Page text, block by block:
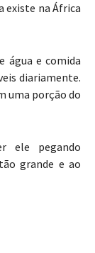
existe na África
água e comida
diariamente.
uma porção do
ele pegando
grande e ao